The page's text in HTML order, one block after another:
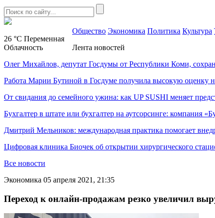
26 °C Переменная
Облачность
Общество Экономика Политика Культура
Лента новостей
Олег Михайлов, депутат Госдумы от Республики Коми,
Работа Марии Бутиной в Госдуме получила высокую оценку
От свидания до семейного ужина: как UP SUSHI меняет
Бухгалтер в штате или бухгалтер на аутсорсинге: компания
Дмитрий Мельников: международная практика помогает
Цифровая клиника Биочек об открытии хирургического
Все новости
Экономика 05 апреля 2021, 21:35
Переход к онлайн-продажам резко увеличил